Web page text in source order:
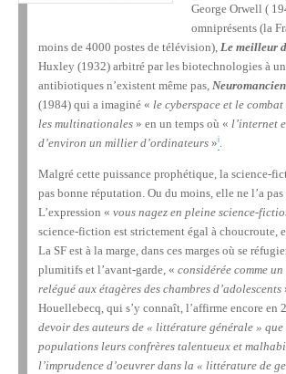
George Orwell (
omniprésents (la
moins de 4000 postes de télévision), Le meilleur
Huxley (1932) arbitré par les biotechnologies à
antibiotiques n’existent même pas, Neuromancien
(1984) qui a imaginé « le cyberspace et le
les multinationales » en un temps où « l’internet
d’environ un millier d’ordinateurs »i.
Malgré cette puissance prophétique, la science-
pas bonne réputation. Ou du moins, elle ne l’a pas
L’expression « vous nagez en pleine science-
science-fiction est strictement égal à choucroute,
La SF est à la marge, dans ces marges où se
plumitifs et l’avant-garde, « considérée comme
relégué aux étagères des chambres d’adolescents
Houellebecq, qui s’y connaît, l’affirme encore en
devoir des auteurs de « littérature générale »
populations leurs confrères talentueux et
l’imprudence d’oeuvrer dans la « littérature de